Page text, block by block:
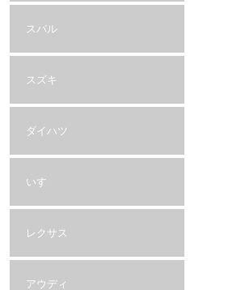
スバル
スズキ
ダイハツ
いすゞ
レクサス
アウディ